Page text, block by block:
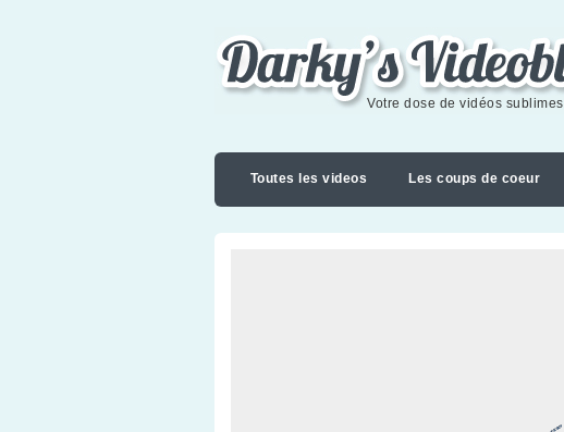
Darky's videoblog
Votre dose de vidéos sublimes
Toutes les videos Les coups de coeur